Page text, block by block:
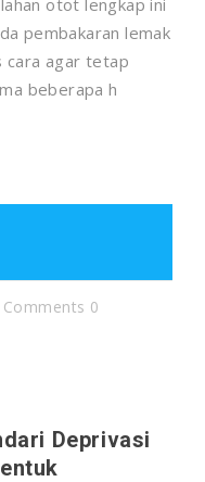
otot lengkap ini
pembakaran lemak
cara agar tetap
beberapa h
Comments 0
Deprivasi